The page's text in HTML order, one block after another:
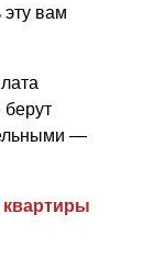
эту вам
берут
—